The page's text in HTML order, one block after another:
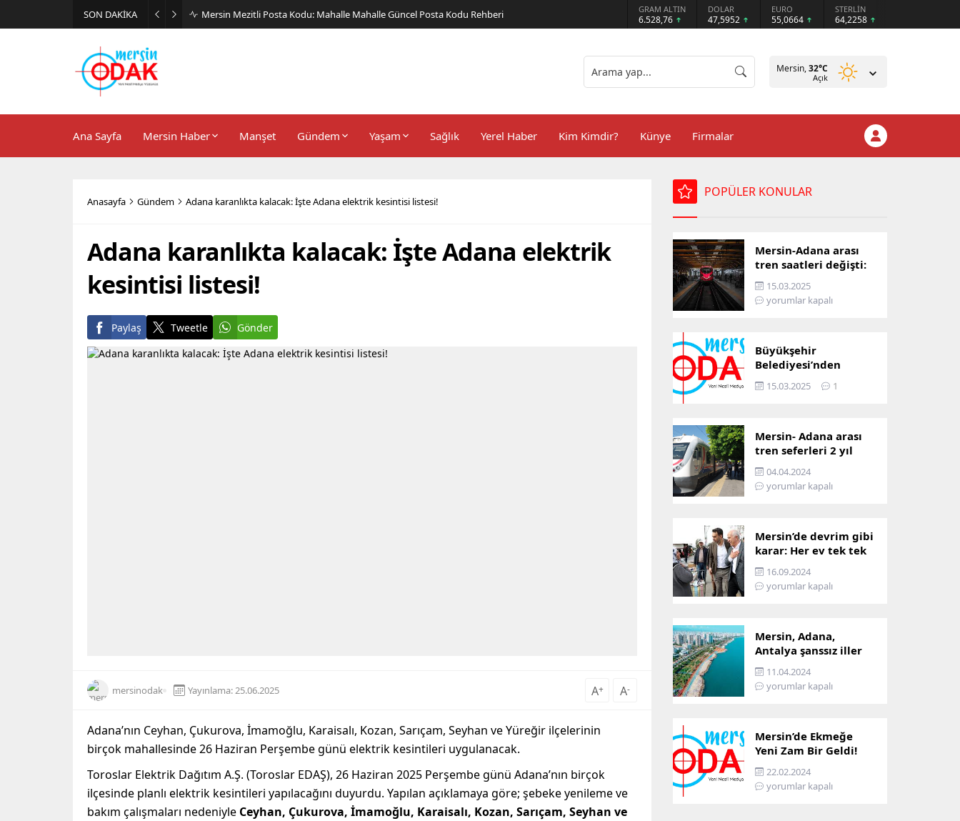
SON DAKİKA Günlük Stil İçin Erkek Sneaker Önerileri GRAM ALTIN
6.528,76
DOLAR
47,5952
EURO
55,0664
STERLİN
64,2258
Mersin,32°C
Açık
Ana Sayfa Mersin Haber Manşet Gündem Yaşam Sağlık Yerel Haber Kim Kimdir? Künye Firmalar
Anasayfa Gündem Adana karanlıkta kalacak: İşte Adana elektrik kesintisi listesi!
Adana karanlıkta kalacak: İşte Adana elektrik
kesintisi listesi!
Paylaş Tweetle Gönder
mersinodak Yayınlama: 25.06.2025 A+ A-
Adana’nın Ceyhan, Çukurova, İmamoğlu, Karaisalı, Kozan, Sarıçam, Seyhan ve Yüreğir ilçelerinin
birçok mahallesinde 26 Haziran Perşembe günü elektrik kesintileri uygulanacak.
Toroslar Elektrik Dağıtım A.Ş. (Toroslar EDAŞ), 26 Haziran 2025 Perşembe günü Adana’nın birçok
ilçesinde planlı elektrik kesintileri yapılacağını duyurdu. Yapılan açıklamaya göre; şebeke yenileme ve
bakım çalışmaları nedeniyle Ceyhan, Çukurova, İmamoğlu, Karaisalı, Kozan, Sarıçam, Seyhan ve
POPÜLER KONULAR
Mersin-Adana arası
tren saatleri değişti:
İşte yeni ulaşım listesi
15.03.2025
yorumlar kapalı
Büyükşehir
Belediyesi’nden
Mersin ve Adana arası
ulaşım başladı
15.03.2025 1
Mersin- Adana arası
tren seferleri 2 yıl
boyunca
çalışmayacak
04.04.2024
yorumlar kapalı
Mersin’de devrim gibi
karar: Her ev tek tek
incelenecek!
16.09.2024
yorumlar kapalı
Mersin, Adana,
Antalya şanssız iller
arasına girdi: İşte
sebebi…
11.04.2024
yorumlar kapalı
Mersin’de Ekmeğe
Yeni Zam Bir Geldi!
İşte Mersin’in Zamlı
Ekmek Fiyatı!
22.02.2024
yorumlar kapalı